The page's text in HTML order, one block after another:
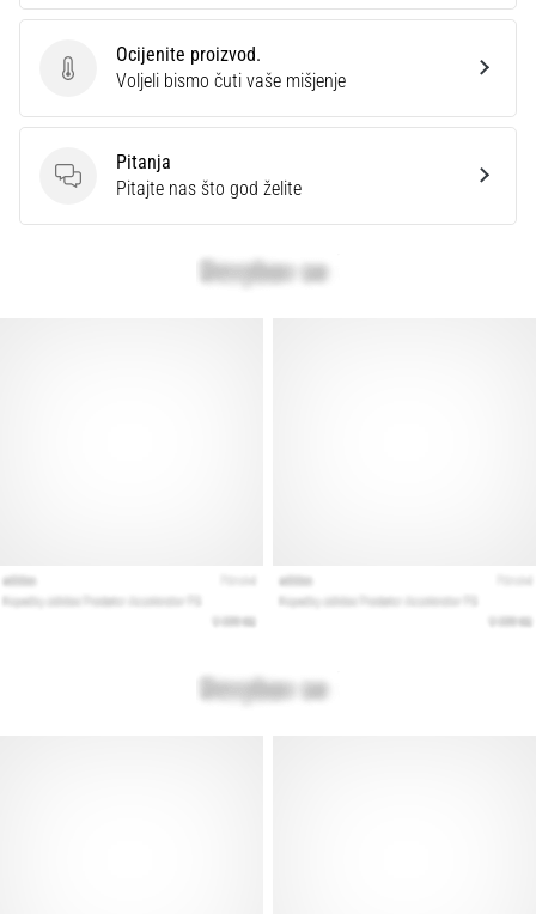
Ocijenite proizvod.
Ocijenite proizvod.
Voljeli bismo čuti vaše mišjenje
Pitanja
Pitanja
Pitajte nas što god želite